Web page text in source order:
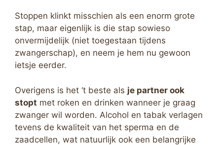
Stoppen klinkt misschien als een enorm grote
stap, maar eigenlijk is die stap sowieso
onvermijdelijk (niet toegestaan tijdens
zwangerschap), en neem je hem nu gewoon
ietsje eerder.
Overigens is het ‘t beste als je partner ook
stopt met roken en drinken wanneer je graag
zwanger wil worden. Alcohol en tabak verlagen
tevens de kwaliteit van het sperma en de
zaadcellen, wat natuurlijk ook een belangrijke